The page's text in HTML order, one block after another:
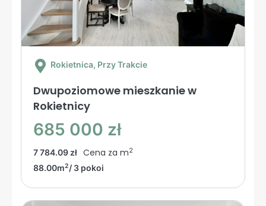
Rokietnica, Przy Trakcie
Dwupoziomowe mieszkanie w
Rokietnicy
685 000 zł
7 784.09 zł Cena za m2
88.00m2/ 3 pokoi